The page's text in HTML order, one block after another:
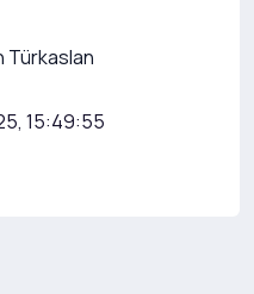
Türkaslan
15:49:55